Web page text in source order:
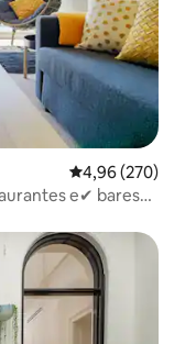
4,96 de uma
4,96 (270)
e✔ bares